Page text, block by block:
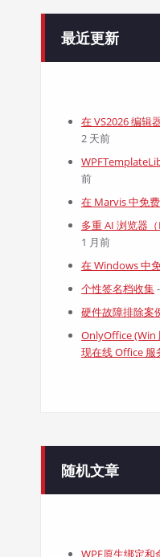
最近更新
在 VS2026 编辑
2 天前
前
在 Marvis 中免
多重 AI 浏览器
1 月前
在 Windows 中
个性签名档收集
硬件故障排除案
OnlyOffice (Win
现在线 Office 服
随机文章
WPF原生绑定和